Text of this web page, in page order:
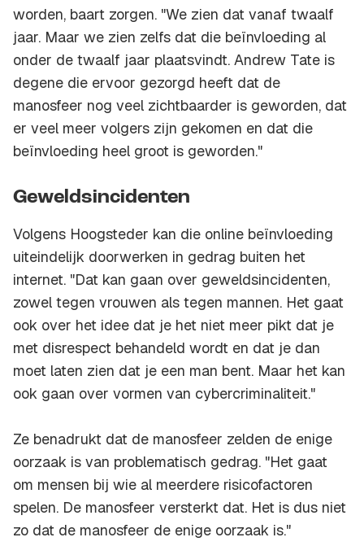
worden, baart zorgen. "We zien dat vanaf twaalf
jaar. Maar we zien zelfs dat die beïnvloeding al
onder de twaalf jaar plaatsvindt. Andrew Tate is
degene die ervoor gezorgd heeft dat de
manosfeer nog veel zichtbaarder is geworden, dat
er veel meer volgers zijn gekomen en dat die
beïnvloeding heel groot is geworden."
Geweldsincidenten
Volgens Hoogsteder kan die online beïnvloeding
uiteindelijk doorwerken in gedrag buiten het
internet. "Dat kan gaan over geweldsincidenten,
zowel tegen vrouwen als tegen mannen. Het gaat
ook over het idee dat je het niet meer pikt dat je
met disrespect behandeld wordt en dat je dan
moet laten zien dat je een man bent. Maar het kan
ook gaan over vormen van cybercriminaliteit."
Ze benadrukt dat de manosfeer zelden de enige
oorzaak is van problematisch gedrag. "Het gaat
om mensen bij wie al meerdere risicofactoren
spelen. De manosfeer versterkt dat. Het is dus niet
zo dat de manosfeer de enige oorzaak is."